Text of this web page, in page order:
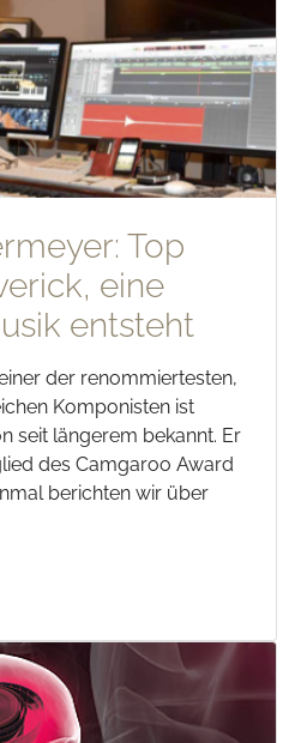
Top
eine
entsteht
der renommiertesten,
Komponisten ist
seit längerem bekannt. Er
des Camgaroo Award
berichten wir über